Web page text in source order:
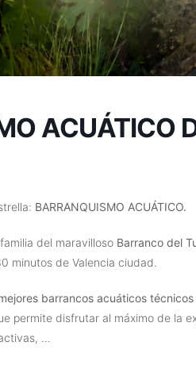
ACUÁTICO
BARRANQUISMO ACUÁTICO.
del maravilloso Barranco del
minutos de Valencia ciudad.
barrancos acuáticos
permite disfrutar al máximo de la
…